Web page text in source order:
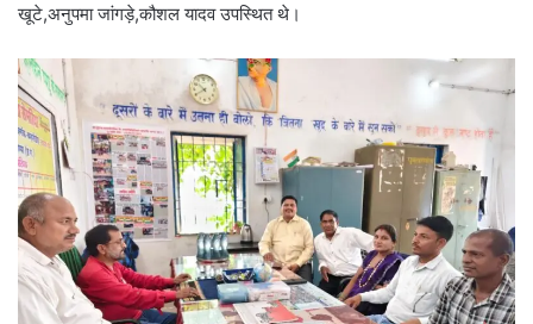
खूटे,अनुपमा जांगड़े,कौशल यादव उपस्थित थे।